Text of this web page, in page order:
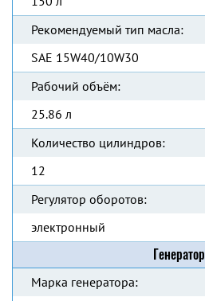
Рекомендуемый тип масла:
SAE 15W40/10W30
Рабочий объём:
25.86 л
Количество цилиндров:
12
Регулятор оборотов:
электронный
Генератор
Марка генератора: